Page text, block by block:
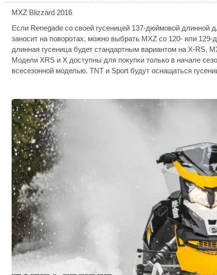
MXZ Blizzard 2016
Если Renegade со своей гусеницей 137-дюймовой длинной
заносит на поворотах, можно выбрать MXZ со 120- или
длинная гусеница будет стандартным вариантом на X-RS,
Модели XRS и X доступны для покупки только в начале
всесезонной моделью. TNT и Sport будут оснащаться